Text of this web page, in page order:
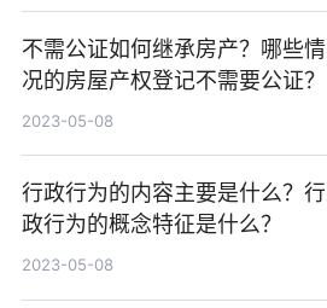
不需公证如何继承房产？哪些情
况的房屋产权登记不需要公证？
2023-05-08
行政行为的内容主要是什么？行
政行为的概念特征是什么？
2023-05-08